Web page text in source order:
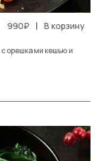
990₽ | В корзину
орешками кешью и